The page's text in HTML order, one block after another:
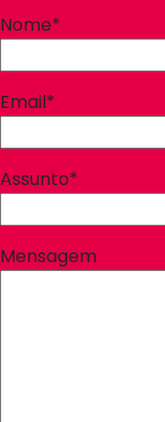
Nome*
Email*
Assunto*
Mensagem